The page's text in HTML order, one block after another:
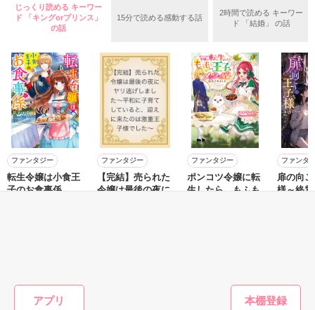
アプリ
×
御曹司で偽恋人な彼(32歳)
篠宮 伊吹
……だけど、
彼には、想う女性がいた……
この関係、一体どうなるの……？
＊＊＊
ベリーズカフェ　週間ランキング
女性慣れしていそうな男性。
優しくてイケメンで
大人の余裕でリードしてくれる。
だけど……。
「俺の毒に侵されたら困るだろ？」
時折こぼれる妖しげなセリフに
サディスティックな表情に
＊
じっくり読める キーワー
ド 「キングorプリンス」
の話
15分で読める感動する話
2時間で読める キーワー
ド 「結婚」 の話
ファンタジー
転生令嬢は小食王
子のお食事係
ファンタジー
【完結】売られた
令嬢は最後の夜に
ファンタジー
ポンコツ令嬢に転
生したら、もふも
ファンタ
扉の向
様～終
かんたん検索の条件を変える